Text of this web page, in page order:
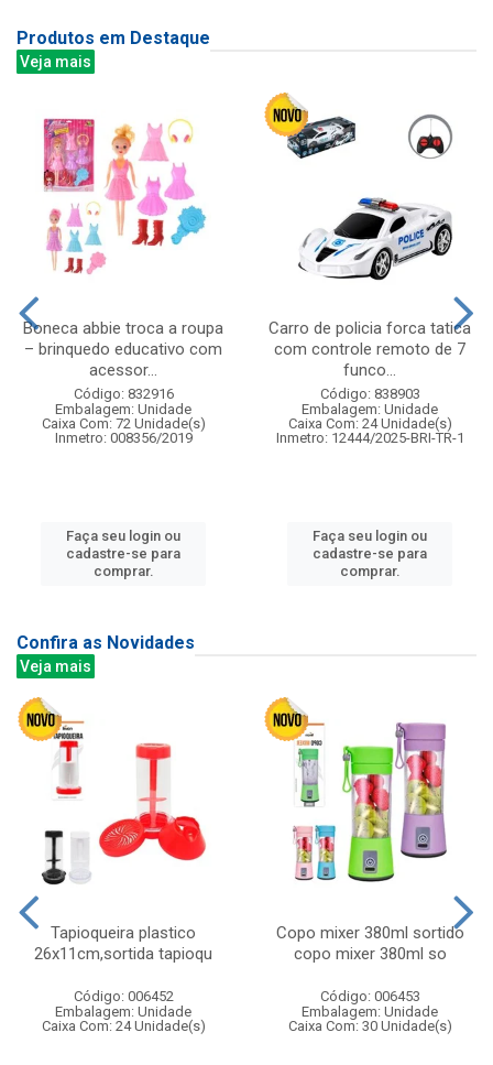
Produtos em Destaque
Veja mais
Boneca abbie troca a roupa
– brinquedo educativo com
acessor...
Código: 832916
Embalagem: Unidade
Caixa Com: 72 Unidade(s)
Inmetro: 008356/2019
Faça seu login ou
cadastre-se para
comprar.
Carro de policia forca tatica
com controle remoto de 7
funco...
Código: 838903
Embalagem: Unidade
Caixa Com: 24 Unidade(s)
Inmetro: 12444/2025-BRI-TR-1
Faça seu login ou
cadastre-se para
comprar.
Confira as Novidades
Veja mais
Tapioqueira plastico
26x11cm,sortida tapioqu
Código: 006452
Embalagem: Unidade
Caixa Com: 24 Unidade(s)
Copo mixer 380ml sortido
copo mixer 380ml so
Código: 006453
Embalagem: Unidade
Caixa Com: 30 Unidade(s)